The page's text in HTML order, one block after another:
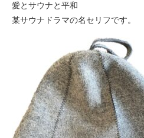
愛とサウナと平和
某サウナドラマの名セリフです。